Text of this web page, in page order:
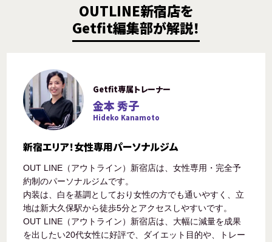
OUTLINE新宿店を
Getfit編集部が解説！
Getfit専属トレーナー
金本 秀子
Hideko Kanamoto
新宿エリア！女性専用パーソナルジム
OUT LINE（アウトライン）新宿店は、女性専用・完全予
約制のパーソナルジムです。
内装は、白を基調としており女性の方でも通いやすく、立
地は新大久保駅から徒歩5分とアクセスしやすいです。
OUT LINE（アウトライン）新宿店は、大幅に減量を成果
を出したい20代女性に好評で、ダイエット目的や、トレー